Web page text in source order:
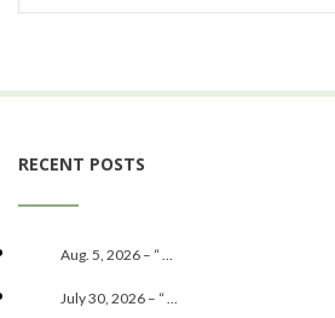
RECENT POSTS
Aug. 5, 2026 – “ ...
July 30, 2026 – “ ...